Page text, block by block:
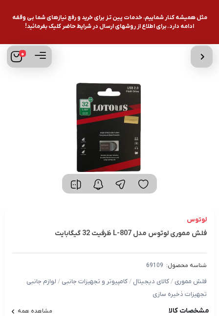
مثل همیشه کنار شماییم، خدمات پین تـز برای خرید و رفع نیازهای شما بی وقفه
ادامه دارد. برای اطلاع از روشهای ارسال در شرایط حاضر کلیک بفرمائید!
0
لوتوس
فلش مموری لوتوس مدل L-807 ظرفیت 32 گیگابایت
شناسه محصول: 69109
فلش مموری /کالای دیجیتال /کامپیوتر و تجهیزات جانبی / لوازم جانبی
تجهیزات ذخیره سازی
مشخصات کالا مشاهده همه